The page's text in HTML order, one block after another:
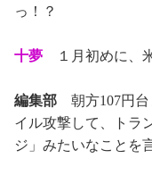
っ！？
十夢 １月初めに、
編集部 朝方107円台
イル攻撃して、トラ
ジ」みたいなことを